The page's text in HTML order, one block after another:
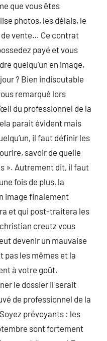
que vous êtes
photos, les délais, le
vente… Ce contrat
payé et vous
quelqu’un en image,
? Bien indiscutable
remarqué lors
du professionnel de la
parait évident mais
il faut définir les
savoir de quelle
». Autrement dit, il faut
fois de plus, la
image finalement
et qui post-traitera les
creutz vous
devenir un mauvaise
pas les mêmes et la
à votre goût.
le dossier il serait
de professionnel de la
prévoyants : les
sont fortement